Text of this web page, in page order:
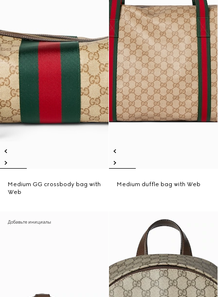
Medium GG crossbody bag with
Web
Medium duffle bag with Web
Добавьте инициалы